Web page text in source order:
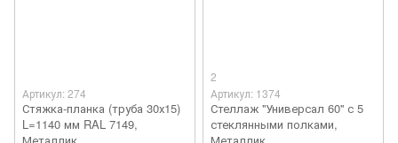
Артикул: 274
Стяжка-планка (труба 30х15)
L=1140 мм RAL 7149,
Металлик
2
Артикул: 1374
Стеллаж ''Универсал 60'' с 5
стеклянными полками,
Металлик